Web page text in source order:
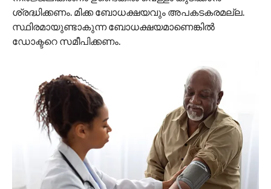
ശ്രദ്ധിക്കണം. മിക്ക ബോധക്ഷയവും അപകടകരമല്ല.
സ്ഥിരമായുണ്ടാകുന്ന ബോധക്ഷയമാണെങ്കില്‍
ഡോക്ടറെ സമീപിക്കണം.